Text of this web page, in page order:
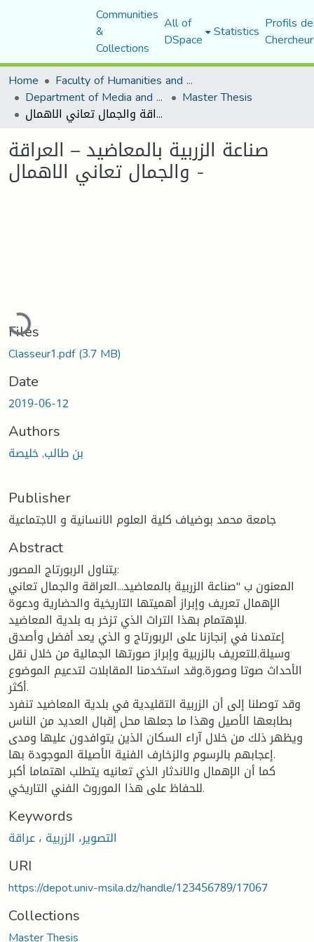
Communities
&
Collections
All of
DSpace Statistics Profils
Home
Faculty of Humanities and Social Sciences
Department of Media and Communication Studies Master Thesis
صناعة الزربية بالمعاضيد – العراقة والجمال تعاني الاهمال -
صناعة الزربية بالمعاضيد – العراقة
والجمال تعاني الاهمال -
Loading...
Files
Classeur1.pdf(3.7 MB)
Date
2019-06-12
Authors
بن طالب, خليصة
Publisher
جامعة محمد بوضياف كلية العلوم الانسانية و الاجتماعية
Abstract
يتناول الربورتاج المصور:
المعنون ب "صناعة الزربية بالمعاضيد...العراقة والجمال تعاني
الإهمال تعريف وإبراز أهميتها التاريخية والحضارية ودعوة
للإهتمام بهذا التراث الذي تزخر به بلدية المعاضيد.
إعتمدنا في إنجازنا على الربورتاج و الذي يعد أفضل وأصدق
وسيلة,للتعريف بالزربية وإبراز صورتها الجمالية من خلال نقل
الأحداث صوتا وصورة,وقد استخدمنا المقابلات لتدعيم الموضوع
أكثر.
وقد توصلنا إلى أن الزربية التقليدية في بلدية المعاضيد تنفرد
بطابعها الأصيل وهذا ما جعلها محل إقبال العديد من الناس
ويظهر ذلك من خلال آراء السكان الذين يتوافدون عليها ومدى
إعجابهم بالرسوم والزخارف الفنية الأصيلة الموجودة بها.
كما أن الإهمال والاندثار الذي تعانيه يتطلب اهتماما أكبر
للحفاظ على هذا الموروث الفني التاريخي.
Keywords
التصوير، الزربية ، عراقة
URI
https://depot.univ-msila.dz/handle/123456789/17067
Collections
Master Thesis